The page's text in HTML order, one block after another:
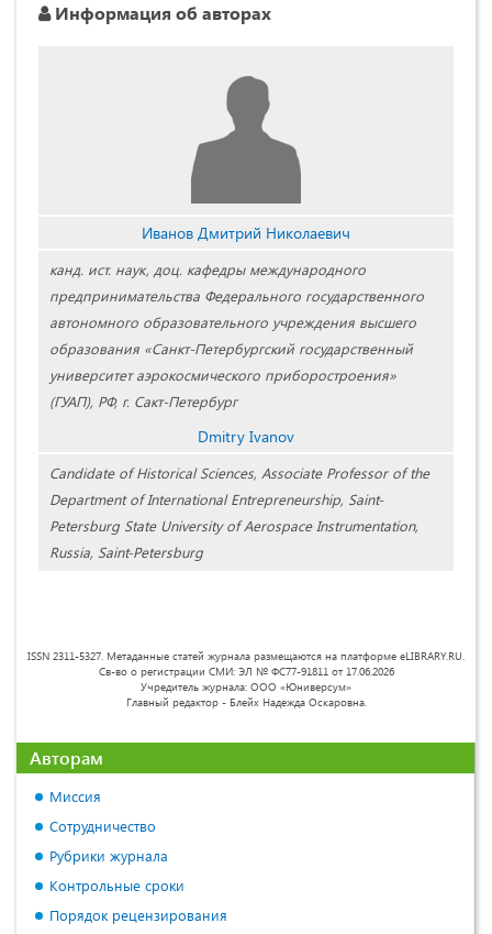
Информация об авторах
Иванов Дмитрий Николаевич
канд. ист. наук, доц. кафедры международного
предпринимательства Федерального государственного
автономного образовательного учреждения высшего
образования «Санкт-Петербургский государственный
университет аэрокосмического приборостроения»
(ГУАП), РФ, г. Сакт-Петербург
Dmitry Ivanov
Candidate of Historical Sciences, Associate Professor of the
Department of International Entrepreneurship, Saint-
Petersburg State University of Aerospace Instrumentation,
Russia, Saint-Petersburg
ISSN 2311-5327. Метаданные статей журнала размещаются на платформе eLIBRARY.RU.
Св-во о регистрации СМИ: ЭЛ № ФС77-91811 от 17.06.2026
Учредитель журнала: ООО «Юниверсум»
Главный редактор - Блейх Надежда Оскаровна.
Авторам
Миссия
Сотрудничество
Рубрики журнала
Контрольные сроки
Порядок рецензирования